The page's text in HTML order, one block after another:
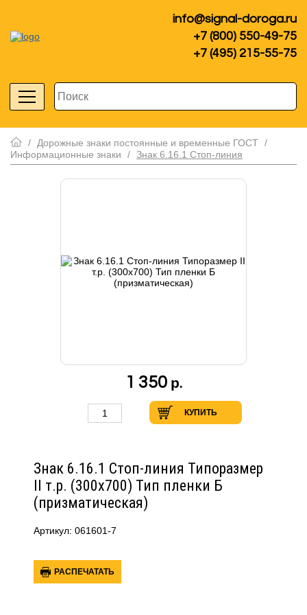
info@signal-doroga.ru
+7 (800) 550-49-75
+7 (495) 215-55-75
/ Дорожные знаки постоянные и временные ГОСТ /
Информационные знаки
/ Знак 6.16.1 Стоп-линия
Знак 6.16.1 Стоп-линия Типоразмер
II т.р. (300х700) Тип пленки Б
(призматическая)
Артикул: 061601-7
РАСПЕЧАТАТЬ
1 350 р.
КУПИТЬ